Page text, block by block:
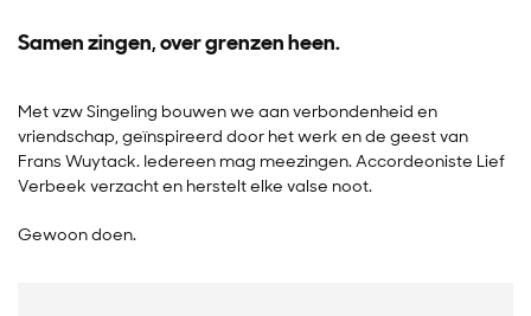
Samen zingen, over grenzen heen.
Met vzw Singeling bouwen we aan verbondenheid en
vriendschap, geïnspireerd door het werk en de geest van
Frans Wuytack. Iedereen mag meezingen. Accordeoniste Lief
Verbeek verzacht en herstelt elke valse noot.
Gewoon doen.